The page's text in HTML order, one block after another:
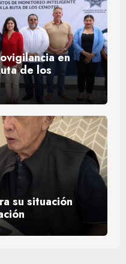
en
de los
su situación